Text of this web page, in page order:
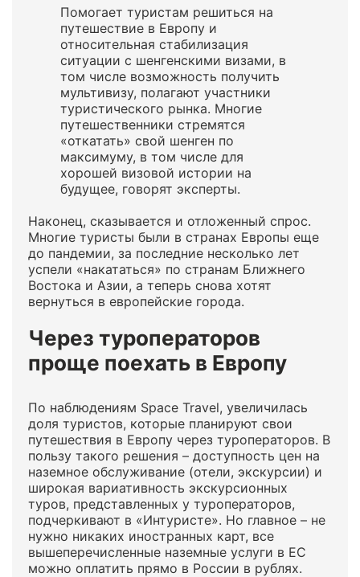
Помогает туристам решиться на
путешествие в Европу и
относительная стабилизация
ситуации с шенгенскими визами, в
том числе возможность получить
мультивизу, полагают участники
туристического рынка. Многие
путешественники стремятся
«откатать» свой шенген по
максимуму, в том числе для
хорошей визовой истории на
будущее, говорят эксперты.
Наконец, сказывается и отложенный спрос.
Многие туристы были в странах Европы еще
до пандемии, за последние несколько лет
успели «накататься» по странам Ближнего
Востока и Азии, а теперь снова хотят
вернуться в европейские города.
Через туроператоров
проще поехать в Европу
По наблюдениям Space Travel, увеличилась
доля туристов, которые планируют свои
путешествия в Европу через туроператоров. В
пользу такого решения – доступность цен на
наземное обслуживание (отели, экскурсии) и
широкая вариативность экскурсионных
туров, представленных у туроператоров,
подчеркивают в «Интуристе». Но главное – не
нужно никаких иностранных карт, все
вышеперечисленные наземные услуги в ЕС
можно оплатить прямо в России в рублях.